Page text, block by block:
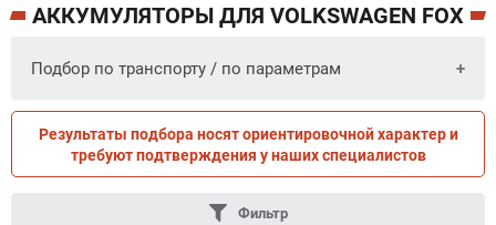
АККУМУЛЯТОРЫ ДЛЯ VOLKSWAGEN FOX
Подбор по транспорту / по параметрам
ПО ТРАНСПОРТУ ПО ПАРАМЕТРАМ
Результаты подбора носят ориентировочной характер и
требуют подтверждения у наших специалистов
Фильтр